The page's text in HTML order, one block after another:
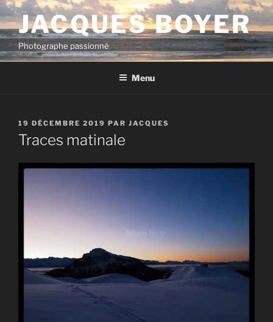
Aller
au
contenu
principal
JACQUES BOYER
Photographe passionné
Menu
PUBLIÉ
LE
19 DÉCEMBRE 2019 PAR JACQUES
Traces matinale